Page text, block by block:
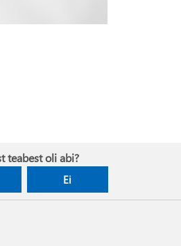
teabest oli abi?
Ei